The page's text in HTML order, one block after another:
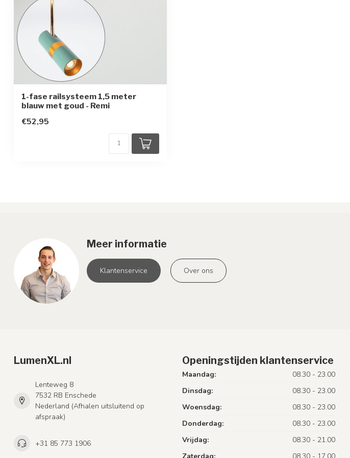
1-fase railsysteem 1,5 meter
blauw met goud - Remi
€52,95
Meer informatie
Klantenservice Over ons
LumenXL.nl
Lenteweg 8
7532 RB Enschede
Nederland (Afhalen uitsluitend op
afspraak)
+31 85 773 1906
Openingstijden klantenservice
Maandag:
08.30 - 23.00
Dinsdag:
08.30 - 23.00
Woensdag:
08.30 - 23.00
Donderdag:
08.30 - 23.00
Vrijdag:
08.30 - 21.00